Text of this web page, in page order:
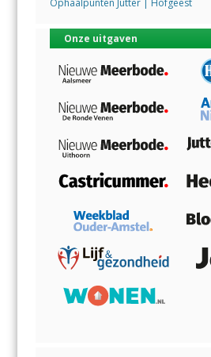
Ophaalpunten Jutter | Hofgeest
Onze uitgaven